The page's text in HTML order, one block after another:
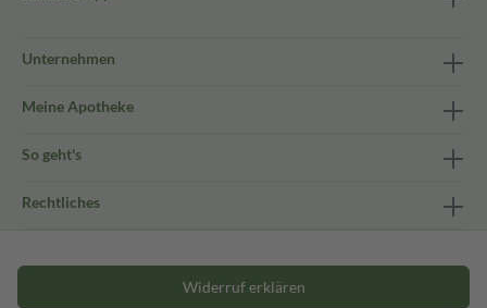
Unternehmen
Meine Apotheke
So geht's
Rechtliches
Widerruf erklären